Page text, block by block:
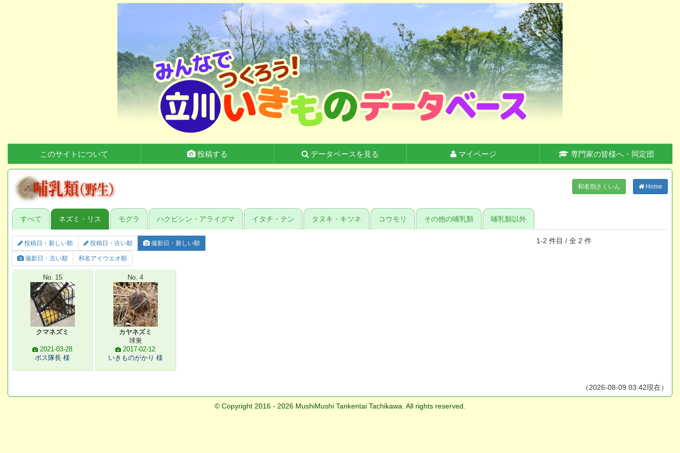
このサイトについて 投稿する データベースを見る マイページ 専門家の皆様へ・同定団
和名別さくいん Home
すべて ネズミ・リス モグラ ハクビシン・アライグマ イタチ・テン タヌキ・キツネ コウモリ その他の哺乳類 哺乳類以外
投稿日・新しい順 投稿日・古い順 撮影日・新しい順
撮影日・古い順 和名アイウエオ順
1-2 件目 / 全 2 件
No. 15
クマネズミ
2021-03-28
ボス隊長 様
No. 4
カヤネズミ
球巣
2017-02-12
いきものがかり 様
（2026-08-09 03:42現在）
© Copyright 2016 - 2026 MushiMushi Tankentai Tachikawa. All rights reserved.